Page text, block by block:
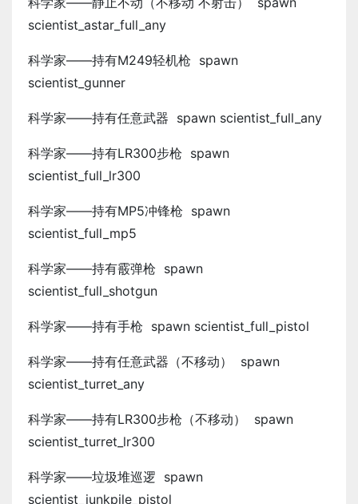
scientist_astar_full_any
科学家——持有M249轻机枪 spawn
scientist_gunner
科学家——持有任意武器 spawn scientist_full_any
科学家——持有LR300步枪 spawn
scientist_full_lr300
科学家——持有MP5冲锋枪 spawn
scientist_full_mp5
科学家——持有霰弹枪 spawn
scientist_full_shotgun
科学家——持有手枪 spawn scientist_full_pistol
科学家——持有任意武器（不移动） spawn
scientist_turret_any
科学家——持有LR300步枪（不移动） spawn
scientist_turret_lr300
科学家——垃圾堆巡逻 spawn
scientist_junkpile_pistol